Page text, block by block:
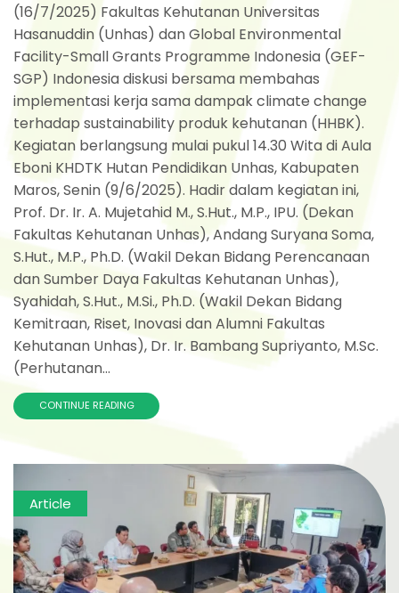
(16/7/2025) Fakultas Kehutanan Universitas
Hasanuddin (Unhas) dan Global Environmental
Facility-Small Grants Programme Indonesia (GEF-
SGP) Indonesia diskusi bersama membahas
implementasi kerja sama dampak climate change
terhadap sustainability produk kehutanan (HHBK).
Kegiatan berlangsung mulai pukul 14.30 Wita di Aula
Eboni KHDTK Hutan Pendidikan Unhas, Kabupaten
Maros, Senin (9/6/2025). Hadir dalam kegiatan ini,
Prof. Dr. Ir. A. Mujetahid M., S.Hut., M.P., IPU. (Dekan
Fakultas Kehutanan Unhas), Andang Suryana Soma,
S.Hut., M.P., Ph.D. (Wakil Dekan Bidang Perencanaan
dan Sumber Daya Fakultas Kehutanan Unhas),
Syahidah, S.Hut., M.Si., Ph.D. (Wakil Dekan Bidang
Kemitraan, Riset, Inovasi dan Alumni Fakultas
Kehutanan Unhas), Dr. Ir. Bambang Supriyanto, M.Sc.
(Perhutanan...
CONTINUE READING
Article